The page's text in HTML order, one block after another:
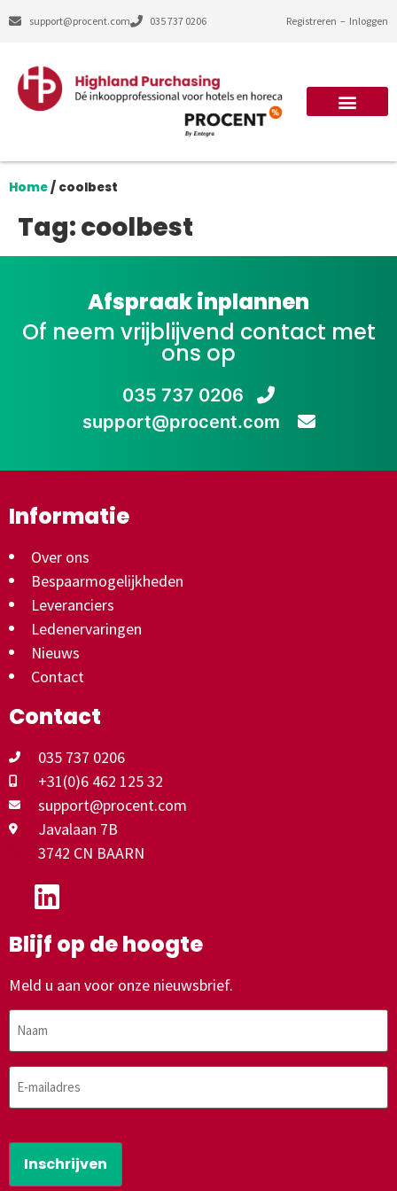
support@procent.com 035 737 0206 Registreren – Inloggen
Home/ coolbest
Tag:coolbest
Afspraak inplannen
Of neem vrijblijvend contact met
ons op
035 737 0206
support@procent.com
Informatie
Over ons
Bespaarmogelijkheden
Leveranciers
Ledenervaringen
Nieuws
Contact
Contact
035 737 0206
+31(0)6 462 125 32
support@procent.com
Javalaan 7B
3742 CN BAARN
Blijf op de hoogte
Meld u aan voor onze nieuwsbrief.
Naam
E-
mailadres